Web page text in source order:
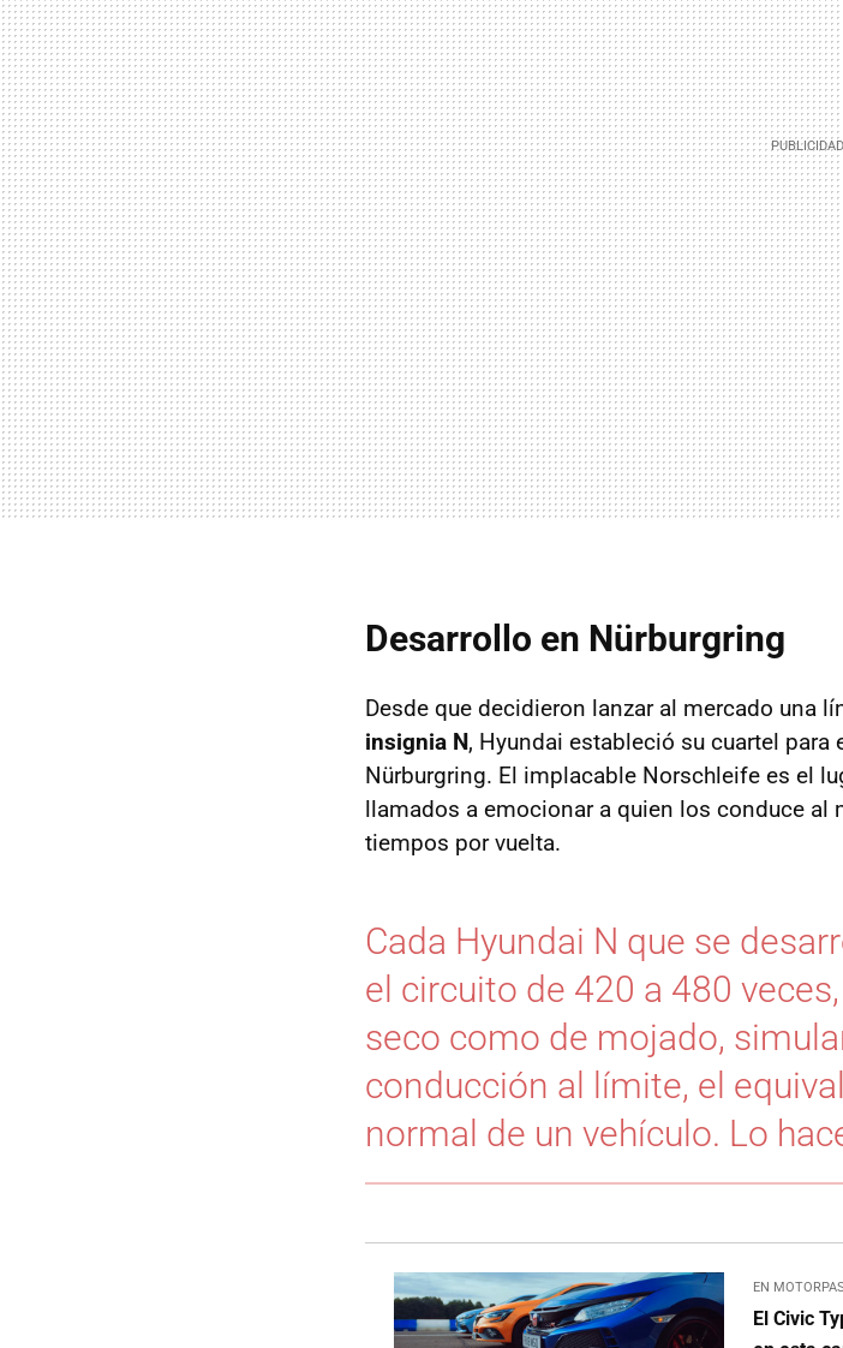
Desarrollo en Nürburgring
Desde que decidieron lanzar al mercado una
insignia N, Hyundai estableció su cuartel
Nürburgring. El implacable Norschleife es el
llamados a emocionar a quien los conduce al
tiempos por vuelta.
Cada Hyundai N que se
el circuito de 420 a 480
seco como de mojado,
conducción al límite, el
normal de un vehículo. Lo
EN
El Civic